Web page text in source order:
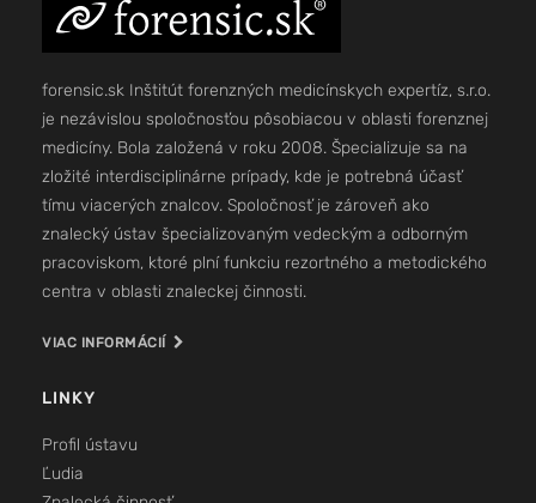
forensic.sk Inštitút forenzných medicínskych expertíz, s.r.o.
je nezávislou spoločnosťou pôsobiacou v oblasti forenznej
medicíny. Bola založená v roku 2008. Špecializuje sa na
zložité interdisciplinárne prípady, kde je potrebná účasť
tímu viacerých znalcov. Spoločnosť je zároveň ako
znalecký ústav špecializovaným vedeckým a odborným
pracoviskom, ktoré plní funkciu rezortného a metodického
centra v oblasti znaleckej činnosti.
VIAC INFORMÁCIÍ
LINKY
Profil ústavu
Ľudia